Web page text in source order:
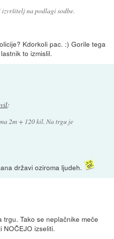
na podlagi sodbe.
Kdorkoli pac. :) Gorile tega
to izmislil.
:
2m + 120 kil. Na trgu je
državi oziroma ljudeh.
trgu. Tako se neplačnike meče
NOČEJO izseliti.